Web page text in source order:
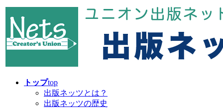
コ
ン
ン
ツ
ナ
ビ
ー
シ
トップtop
出版ネッツとは？
出版ネッツの歴史